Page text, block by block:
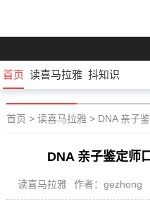
首页 读喜马拉雅 抖知识
首页 > 读喜马拉雅> DNA 亲子
DNA 亲子鉴定师
读喜马拉雅 作者：gezhong